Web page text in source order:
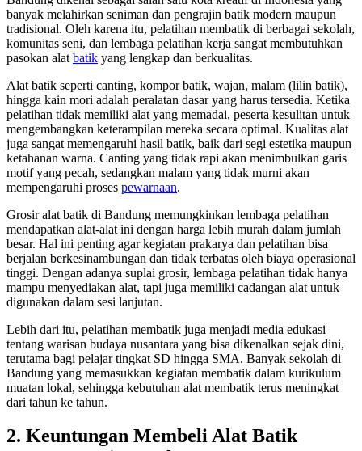
banyak melahirkan seniman dan pengrajin batik modern maupun
tradisional. Oleh karena itu, pelatihan membatik di berbagai sekolah,
komunitas seni, dan lembaga pelatihan kerja sangat membutuhkan
pasokan alat batik yang lengkap dan berkualitas.
Alat batik seperti canting, kompor batik, wajan, malam (lilin batik),
hingga kain mori adalah peralatan dasar yang harus tersedia. Ketika
pelatihan tidak memiliki alat yang memadai, peserta kesulitan untuk
mengembangkan keterampilan mereka secara optimal. Kualitas alat
juga sangat memengaruhi hasil batik, baik dari segi estetika maupun
ketahanan warna. Canting yang tidak rapi akan menimbulkan garis
motif yang pecah, sedangkan malam yang tidak murni akan
mempengaruhi proses pewarnaan.
Grosir alat batik di Bandung memungkinkan lembaga pelatihan
mendapatkan alat-alat ini dengan harga lebih murah dalam jumlah
besar. Hal ini penting agar kegiatan prakarya dan pelatihan bisa
berjalan berkesinambungan dan tidak terbatas oleh biaya operasional
tinggi. Dengan adanya suplai grosir, lembaga pelatihan tidak hanya
mampu menyediakan alat, tapi juga memiliki cadangan alat untuk
digunakan dalam sesi lanjutan.
Lebih dari itu, pelatihan membatik juga menjadi media edukasi
tentang warisan budaya nusantara yang bisa dikenalkan sejak dini,
terutama bagi pelajar tingkat SD hingga SMA. Banyak sekolah di
Bandung yang memasukkan kegiatan membatik dalam kurikulum
muatan lokal, sehingga kebutuhan alat membatik terus meningkat
dari tahun ke tahun.
2. Keuntungan Membeli Alat Batik